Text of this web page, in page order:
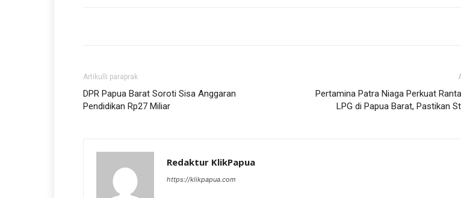
Artikulli paraprak
DPR Papua Barat Soroti Sisa Anggaran
Pendidikan Rp27 Miliar
Pertamina Patra Niaga Perkuat
LPG di Papua Barat, Pastikan
Redaktur KlikPapua
https://klikpapua.com